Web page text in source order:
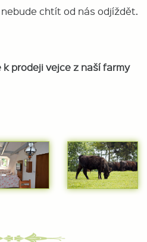
chtít od nás odjíždět.
prodeji vejce z naší farmy